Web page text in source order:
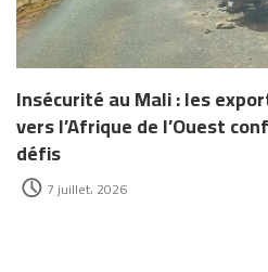
Insécurité au Mali : les
vers l’Afrique de l’Ouest
défis
7 juillet، 2026